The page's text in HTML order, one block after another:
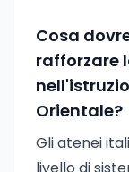
Cosa
rafforzare
Orientale?
Gli atenei